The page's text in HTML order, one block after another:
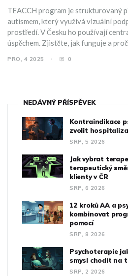
TEACCH program je strukturovaný
autismem, který využívá vizuální
prostředí. V Česku ho používají
úspěchem. Zjistěte, jak funguje a
PRO, 4 2025 0
NEDÁVNÝ PŘÍSPĚVEK
Kontraindikace
zvolit
SRP, 5 2026
Jak vybrat
terapeutický
klienty v ČR
SRP, 6 2026
12 kroků AA a
kombinovat
pomocí
SRP, 8 2026
Psychoterapie
smysl chodit na
SRP, 2 2026